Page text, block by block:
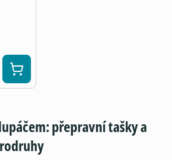
přepravní tašky a